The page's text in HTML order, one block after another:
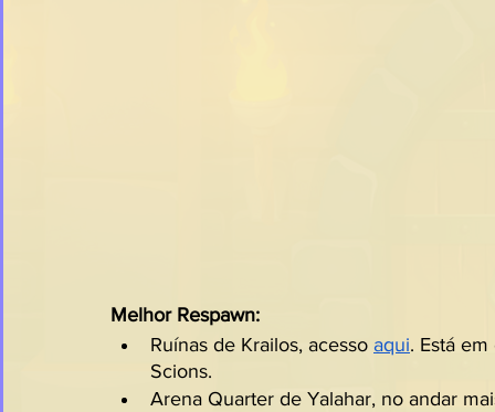
Melhor Respawn:
Ruínas de Krailos, acesso aqui. Está
Scions.
Arena Quarter de Yalahar, no andar